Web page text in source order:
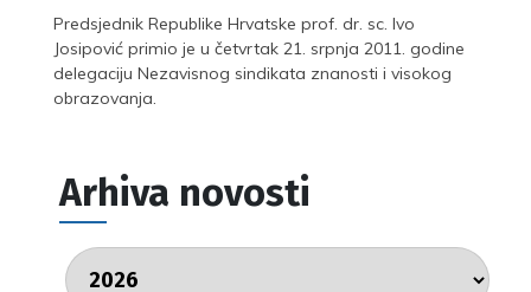
Predsjednik Republike Hrvatske prof. dr. sc. Ivo
Josipović primio je u četvrtak 21. srpnja 2011. godine
delegaciju Nezavisnog sindikata znanosti i visokog
obrazovanja.
Arhiva novosti